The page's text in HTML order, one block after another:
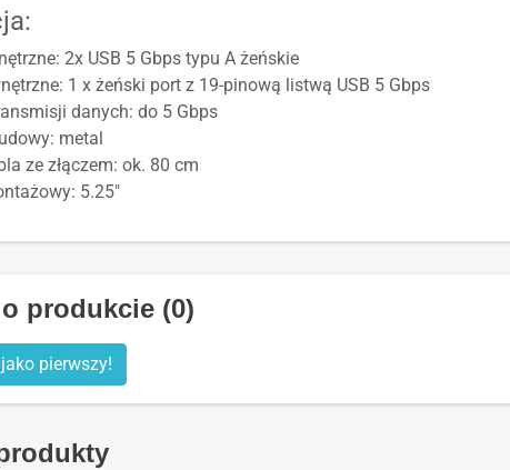
2x USB 5 Gbps typu A żeńskie
1 x żeński port z 19-pinową listwą USB 5 Gbps
danych: do 5 Gbps
metal
ze złączem: ok. 80 cm
5.25"
produkcie (0)
pierwszy!